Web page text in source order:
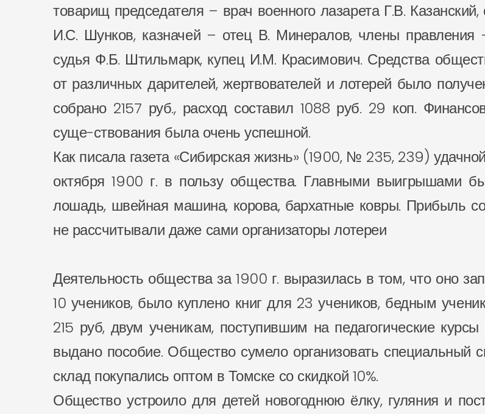
товарищ председателя – врач военного лазарета Г.В.
И.С. Шунков, казначей – отец В. Минералов, члены правления
судья Ф.Б. Штильмарк, купец И.М. Красимович. Средства
от различных дарителей, жертвователей и лотерей было
собрано 2157 руб., расход составил 1088 руб. 29 коп.
суще-ствования была очень успешной.
Как писала газета «Сибирская жизнь» (1900, № 235, 239)
октября 1900 г. в пользу общества. Главными выигрышами
лошадь, швейная машина, корова, бархатные ковры. Прибыль
не рассчитывали даже сами организаторы лотереи
Деятельность общества за 1900 г. выразилась в том, что оно
10 учеников, было куплено книг для 23 учеников, бедным
215 руб, двум ученикам, поступившим на педагогические
выдано пособие. Общество сумело организовать специальный
склад покупались оптом в Томске со скидкой 10%.
Общество устроило для детей новогоднюю ёлку, гуляния и